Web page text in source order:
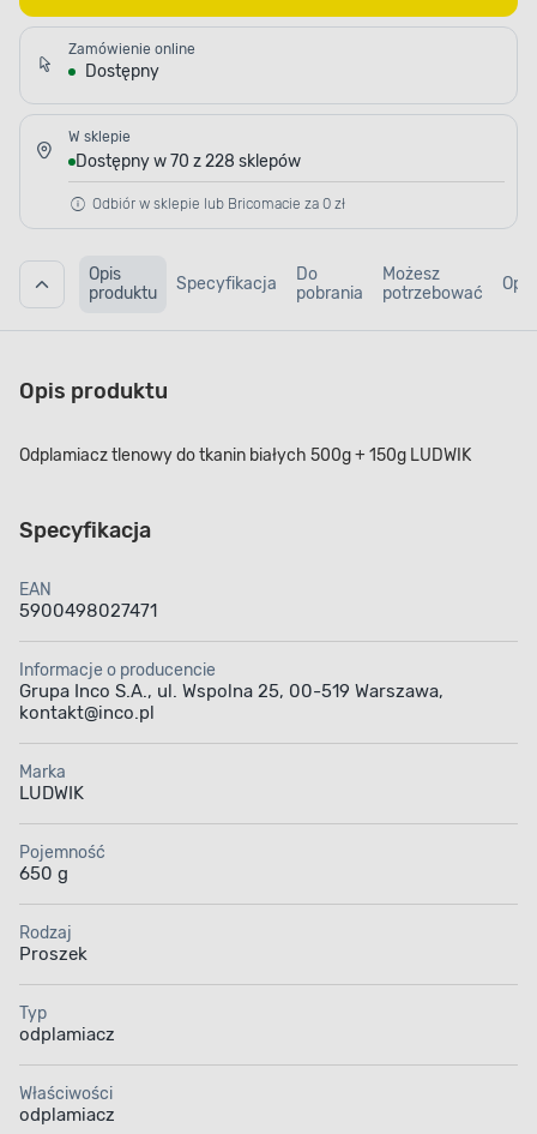
Zamówienie online
Dostępny
W sklepie
Dostępny w 70 z 228 sklepów
Odbiór w sklepie lub Bricomacie za 0 zł
Opis
produktu
Specyfikacja
Do
pobrania
Możesz
potrzebować
Opis produktu
Odplamiacz tlenowy do tkanin białych 500g + 150g LUDWIK
Specyfikacja
EAN
5900498027471
Informacje o producencie
Grupa Inco S.A., ul. Wspolna 25, 00-519 Warszawa,
kontakt@inco.pl
Marka
LUDWIK
Pojemność
650 g
Rodzaj
Proszek
Typ
odplamiacz
Właściwości
odplamiacz